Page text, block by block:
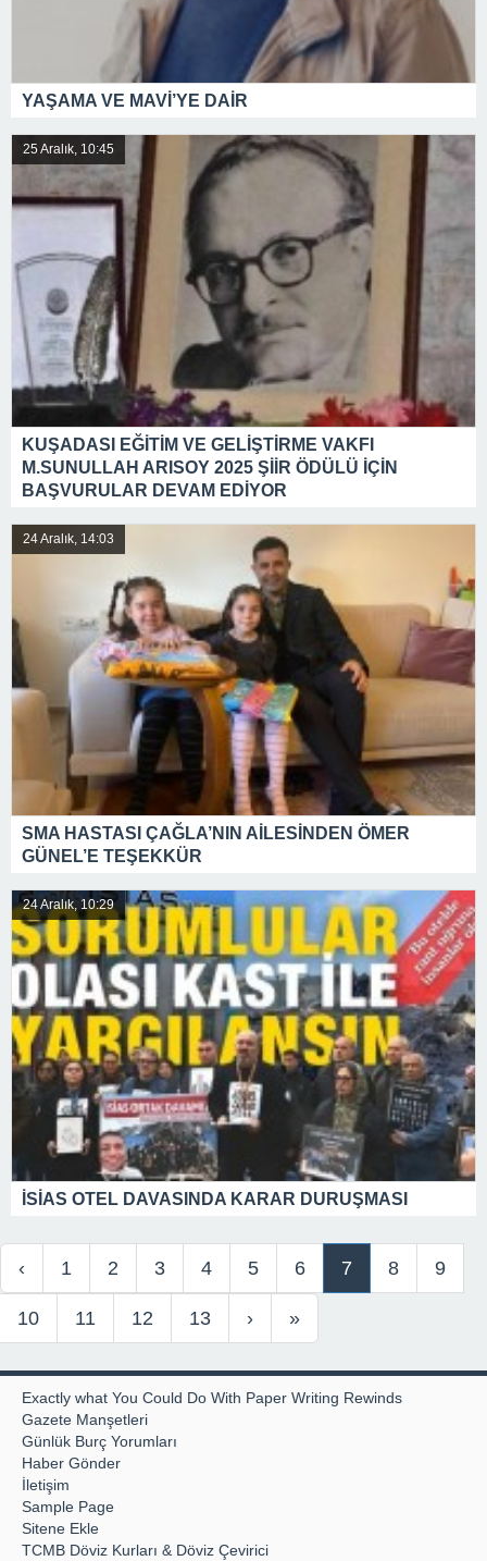
YAŞAMA VE MAVİ’YE DAİR
25 Aralık, 10:45
KUŞADASI EĞİTİM VE GELİŞTİRME VAKFI
M.SUNULLAH ARISOY 2025 ŞİİR ÖDÜLÜ İÇİN
BAŞVURULAR DEVAM EDİYOR
24 Aralık, 14:03
SMA HASTASI ÇAĞLA’NIN AİLESİNDEN ÖMER
GÜNEL’E TEŞEKKÜR
24 Aralık, 10:29
İSİAS OTEL DAVASINDA KARAR DURUŞMASI
‹ 1 2 3 4 5 6 7 8 9
10 11 12 13 › »
Exactly what You Could Do With Paper Writing Rewinds
Gazete Manşetleri
Günlük Burç Yorumları
Haber Gönder
İletişim
Sample Page
Sitene Ekle
TCMB Döviz Kurları & Döviz Çevirici